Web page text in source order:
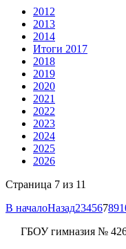
2012
2013
2014
Итоги 2017
2018
2019
2020
2021
2022
2023
2024
2025
2026
Страница 7 из 11
В началоНазад23456789
ГБОУ гимназия №